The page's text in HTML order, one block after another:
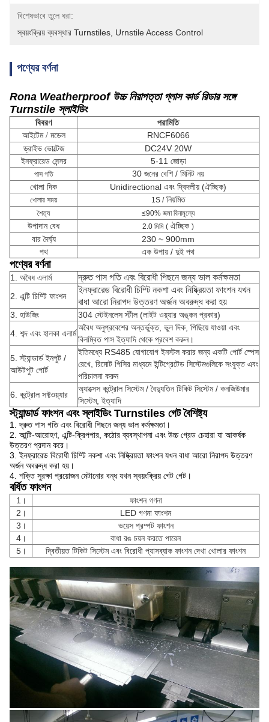
বিশেষভাবে তুলে ধরা:
স্বয়ংক্রিয় ব্যবস্থার Turnstiles Urnstile Access Control
পণ্যের বর্ণনা
Rona Weatherproof উচ্চ নিরাপত্তা গ্লাস কার্ড রিডার সঙ্গে
Turnstile স্লাইডিং
বিবরণ পরামিতি
আইটেম / মডেল
RNCF6066
ড্রাইভ ভোল্টেজ
DC24V 20W
ইনফ্রারেড সেন্সর
5-11 জোড়া
পাস গতি
30 জনের বেশি / মিনিট নয়
খোলা দিক
Unidirectional এবং দ্বিদলীয় (ঐচ্ছিক)
খোলার সময় 1S /নিয়মিত
শৈত্য ≤90% জমা বিনামূল্যে
উপাদান বেধ 2.0 মিমি ( ঐচ্ছিক )
বার দৈর্ঘ্য
230 ~ 900mm
পথ
এক উপায় / দুই পথ
পণ্যের বর্ণনা
1. অবৈধ এলার্ম দ্রুত পাস গতি এবং বিরোধী পিছনে জন্য ভাল কর্মক্ষমতা
2. এন্টি চিম্টি ফাংশন
ইনফ্রারেড বিরোধী চিম্টি নকশা এবং নিষ্ক্রিয়তা ফাংশন যখন
বাধা আরো নিরাপদ উত্তরণ অর্জন অবরুদ্ধ করা হয়
3. হাউজিং
304 স্টেইনলেস স্টীল (লাইট ওয়্যার অঙ্কন প্রকার)
4. শব্দ এবং হালকা এলার্ম
অবৈধ অনুপ্রবেশের অন্তর্ভুক্ত, ভুল দিক, পিছিয়ে যাওয়া এবং
বিলম্বিত পাস ইত্যাদি থেকে প্রবেশ করুন।
5. স্ট্যান্ডার্ড ইনপুট /
আউটপুট পোর্ট
ইতিমধ্যে RS485 যোগাযোগ ইনস্টল করার জন্য একটি পোর্ট স্পেস
রেখে, রিমোট পিসির মাধ্যমে ইন্টিগ্রেটেড সিস্টেমগুলিকে সংযুক্ত এবং
পরিচালনা করুন
6. কন্ট্রোল সফ্টওয়্যার
অ্যাক্সেস কন্ট্রোল সিস্টেম / বৈদ্যুতিন টিকিট সিস্টেম / কনজিউমার
সিস্টেম, ইত্যাদি
স্ট্যান্ডার্ড ফাংশন এবং স্লাইডিং Turnstiles গেট বৈশিষ্ট্য
1. দ্রুত পাস গতি এবং বিরোধী পিছনে জন্য ভাল কর্মক্ষমতা।
2. আন্টি-আরোহণ, এন্টি-ক্রিপপার, কঠোর ব্যবস্থাপনা এবং উচ্চ গ্রেড চেহারা যা আকর্ষক
উত্তরণ প্রদান করে।
3. ইনফ্রারেড বিরোধী চিম্টি নকশা এবং নিষ্ক্রিয়তা ফাংশন যখন বাধা আরো নিরাপদ উত্তরণ
অর্জন অবরুদ্ধ করা হয়।
4. শক্তি সুরক্ষা প্রয়োজন মেটানোর বন্ধ যখন স্বয়ংক্রিয় গেট গেট।
বর্ধিত ফাংশন
1।
ফাংশন গণনা
2।
LED গণনা ফাংশন
3।
ভয়েস প্রম্পট ফাংশন
4।
বাধা রঙ চয়ন করতে পারেন
5।
দ্বিতীয়ত টিকিট সিস্টেম এবং বিরোধী প্যাসব্যাক ফাংশন দেখা খোলার ফাংশন